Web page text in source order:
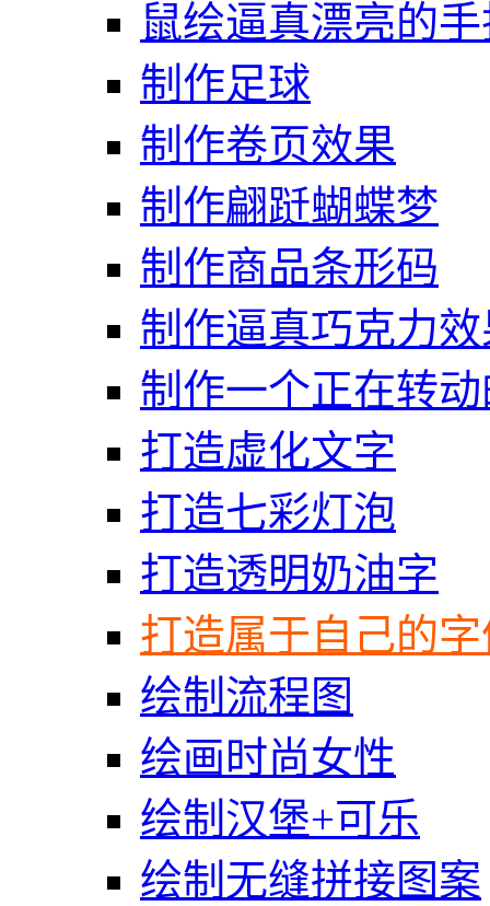
鼠绘逼真漂亮的
制作足球
制作卷页效果
制作翩跹蝴蝶梦
制作商品条形码
制作逼真巧克力
制作一个正在转
打造虚化文字
打造七彩灯泡
打造透明奶油字
打造属于自己的
绘制流程图
绘画时尚女性
绘制汉堡+可乐
绘制无缝拼接图案